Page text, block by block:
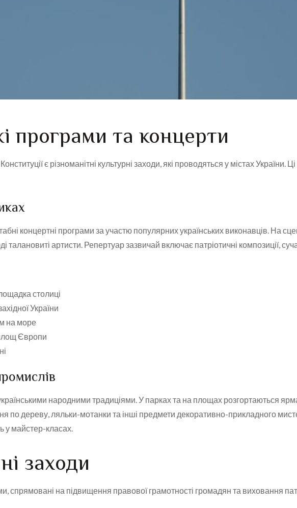
програми та концерти
є різноманітні культурні заходи, які проводяться у містах України.
концертні програми за участю популярних українських виконавців. На
артисти. Репертуар зазвичай включає патріотичні композиції,
столиці
України
на море
Європи
народними традиціями. У парках та на площах розгортаються
по дереву, ляльки-мотанки та інші предмети декоративно-прикладного
у майстер-класах.
заходи
спрямовані на підвищення правової грамотності громадян та виховання